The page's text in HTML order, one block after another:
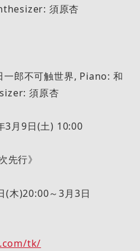
須原杏
郎不可触世界, Piano: 和
須原杏
3月9日(土) 10:00
先行》
(木)20:00～3月3日
tk/